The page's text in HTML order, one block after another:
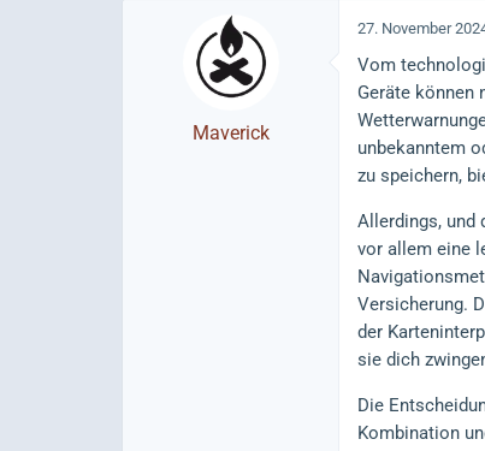
Maverick
27. November
Vom
Geräte können
unbekanntem
zu speichern,
Allerdings, und
vor allem eine
Versicherung.
der
sie dich
Die
Kombination